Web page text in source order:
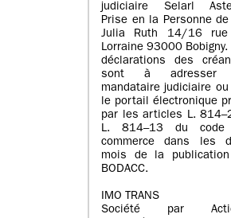
judiciaire Selarl
Prise en la Personne
Julia Ruth 14/16
Lorraine 93000 Bobigny.
déclarations des
sont à adresser
mandataire judiciaire
le portail électronique
par les articles L.
L. 814–13 du code
commerce dans les
mois de la
BODACC.
IMO TRANS
Société par